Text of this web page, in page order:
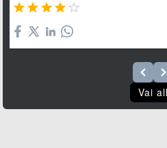
    
Vai